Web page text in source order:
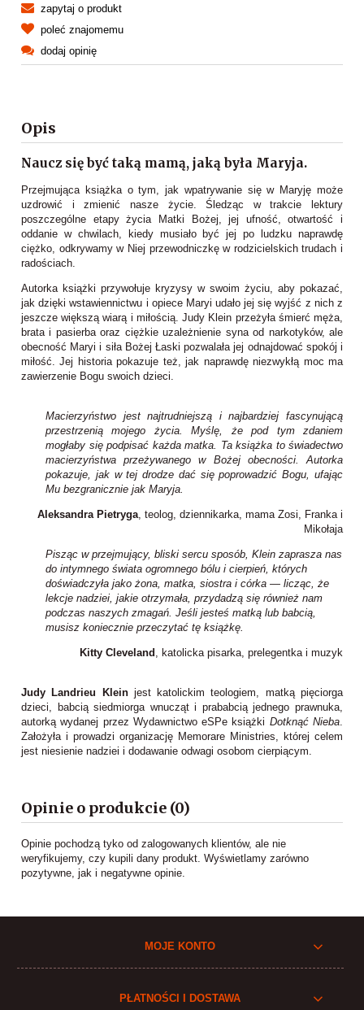
zapytaj o produkt
poleć znajomemu
dodaj opinię
Opis
Naucz się być taką mamą, jaką była Maryja.
Przejmująca książka o tym, jak wpatrywanie się w Maryję może
uzdrowić i zmienić nasze życie. Śledząc w trakcie lektury
poszczególne etapy życia Matki Bożej, jej ufność, otwartość i
oddanie w chwilach, kiedy musiało być jej po ludzku naprawdę
ciężko, odkrywamy w Niej przewodniczkę w rodzicielskich trudach i
radościach.
Autorka książki przywołuje kryzysy w swoim życiu, aby pokazać,
jak dzięki wstawiennictwu i opiece Maryi udało jej się wyjść z nich z
jeszcze większą wiarą i miłością. Judy Klein przeżyła śmierć męża,
brata i pasierba oraz ciężkie uzależnienie syna od narkotyków, ale
obecność Maryi i siła Bożej Łaski pozwalała jej odnajdować spokój i
miłość. Jej historia pokazuje też, jak naprawdę niezwykłą moc ma
zawierzenie Bogu swoich dzieci.
Macierzyństwo jest najtrudniejszą i najbardziej fascynującą
przestrzenią mojego życia. Myślę, że pod tym zdaniem
mogłaby się podpisać każda matka. Ta książka to świadectwo
macierzyństwa przeżywanego w Bożej obecności. Autorka
pokazuje, jak w tej drodze dać się poprowadzić Bogu, ufając
Mu bezgranicznie jak Maryja.
Aleksandra Pietryga, teolog, dziennikarka, mama Zosi, Franka i
Mikołaja
Pisząc w przejmujący, bliski sercu sposób, Klein zaprasza nas
do intymnego świata ogromnego bólu i cierpień, których
doświadczyła jako żona, matka, siostra i córka ― licząc, że
lekcje nadziei, jakie otrzymała, przydadzą się również nam
podczas naszych zmagań. Jeśli jesteś matką lub babcią,
musisz koniecznie przeczytać tę książkę.
Kitty Cleveland , katolicka pisarka, prelegentka i muzyk
Judy Landrieu Kleinjest katolickim teologiem, matką pięciorga
dzieci, babcią siedmiorga wnucząt i prababcią jednego prawnuka,
autorką wydanej przez Wydawnictwo eSPe książki Dotknąć Nieba.
Założyła i prowadzi organizację Memorare Ministries, której celem
jest niesienie nadziei i dodawanie odwagi osobom cierpiącym.
Opinie o produkcie (0)
Opinie pochodzą tyko od zalogowanych klientów, ale nie
weryfikujemy, czy kupili dany produkt. Wyświetlamy zarówno
pozytywne, jak i negatywne opinie.
MOJE KONTO
PŁATNOŚCI I DOSTAWA